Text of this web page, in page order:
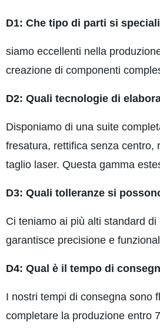
D1: Che tipo di parti si
siamo eccellenti nella
creazione di componenti
D2: Quali tecnologie di
Disponiamo di una suite
fresatura, rettifica senza centro,
taglio laser. Questa gamma
D3: Quali tolleranze si
Ci teniamo ai più alti standard
garantisce precisione e
D4: Qual è il tempo di
I nostri tempi di consegna sono
completare la produzione entro